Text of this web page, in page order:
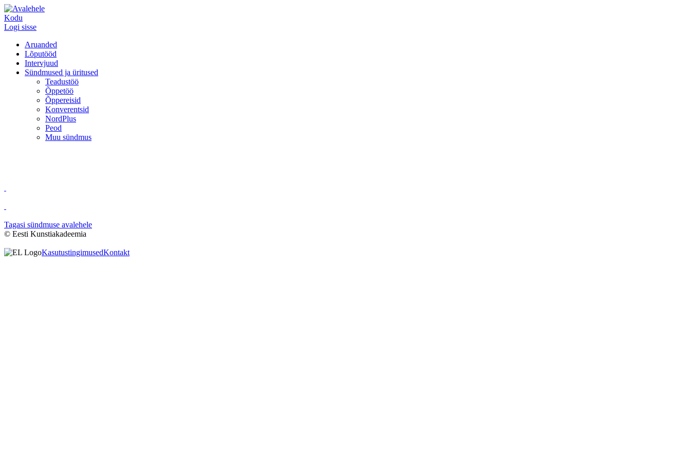
Kodu
Logi sisse
Aruanded
Lõputööd
Intervjuud
Sündmused ja üritused
Teadustöö
Õppetöö
Õppereisid
Konverentsid
NordPlus
Peod
Muu sündmus
Tagasi sündmuse avalehele
© Eesti Kunstiakadeemia
KasutustingimusedKontakt